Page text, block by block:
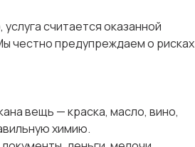
считается оказанной
честно предупреждаем о рисках
вещь — краска, масло, вино,
химию.